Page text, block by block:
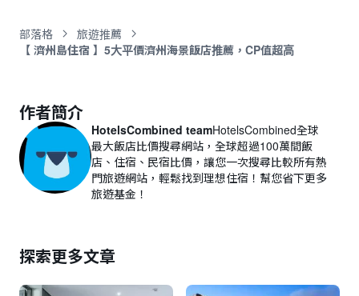
部落格
旅遊推薦
【 濟州島住宿 】5大平價濟州海景飯店推薦，CP值超高
作者簡介
HotelsCombined teamHotelsCombined全球
最大飯店比價搜尋網站，全球超過100萬間飯
店、住宿、民宿比價，讓您一次搜尋比較所有熱
門旅遊網站，輕鬆找到理想住宿！幫您省下更多
旅遊基金！
探索更多文章